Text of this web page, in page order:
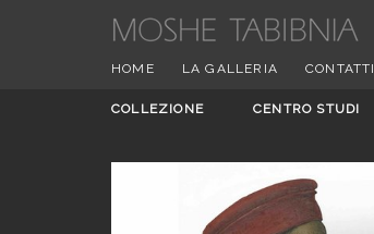
HOME LA GALLERIA CONTATTI
COLLEZIONE CENTRO STUDI